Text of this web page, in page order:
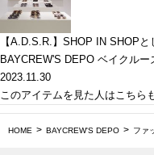
【A.D.S.R.】SHOP IN SHOP
BAYCREW'S DEPO ベイクル
2023.11.30
このアイテムを見た人はこちら
HOME BAYCREW'S DEPO ファ